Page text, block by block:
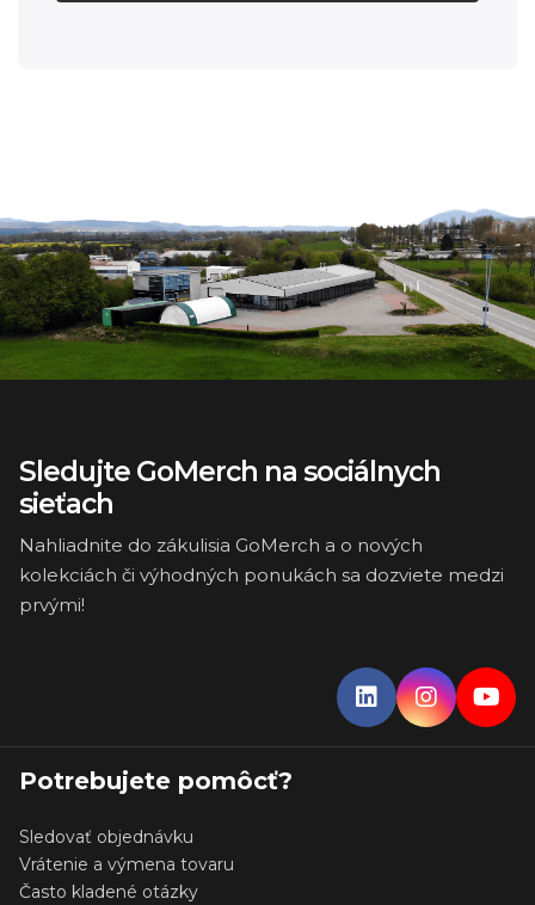
Sledujte GoMerch na sociálnych
sieťach
Nahliadnite do zákulisia GoMerch a o nových
kolekciách či výhodných ponukách sa dozviete medzi
prvými!
Potrebujete pomôcť?
Sledovať objednávku
Vrátenie a výmena tovaru
Často kladené otázky